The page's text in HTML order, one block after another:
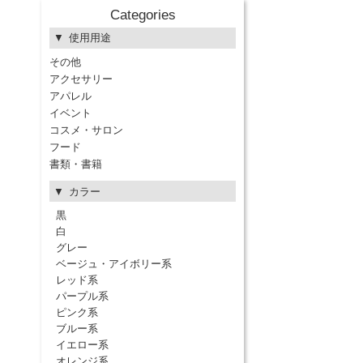
Categories
使用用途
その他
アクセサリー
アパレル
イベント
コスメ・サロン
フード
書類・書籍
カラー
黒
白
グレー
ベージュ・アイボリー系
レッド系
パープル系
ピンク系
ブルー系
イエロー系